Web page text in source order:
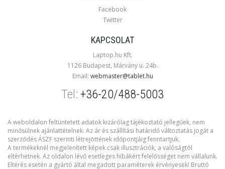
Facebook
Twitter
KAPCSOLAT
Laptop.hu Kft.
1126 Budapest, Márvány u. 24b.
Email: webmaster@tablet.hu
Tel: +36-20/488-5003
A weboldalon feltüntetett adatok kizárólag tájékoztató jellegűek, nem
minősülnek ajánlattételnek. Az ár és szállítási határidő változtatás jogát a
szerződés ÁSZF szerinti létrejöttének időpontjáig fenntartjuk.
A termékeknél megjelenített képek csak illusztrációk, a valóságtól
eltérhetnek. Az oldalon lévő esetleges hibákért felelősséget nem vállalunk.
Eltérés esetén a gyártó által megadott paraméterek érvényesek! Bruttó